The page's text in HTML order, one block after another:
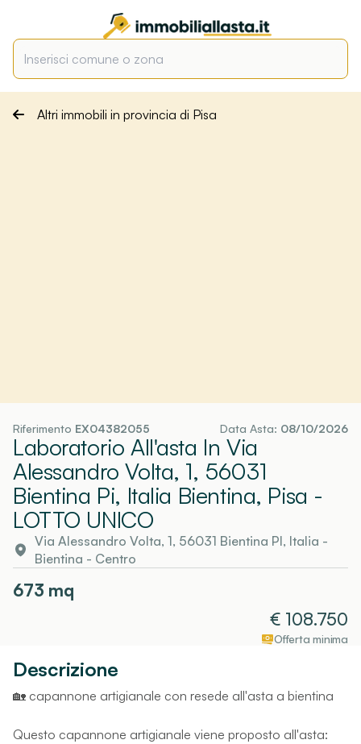
Altri immobili in provincia di Pisa
Riferimento EX04382055 Data Asta: 08/10/2026
Laboratorio All'asta In Via
Alessandro Volta, 1, 56031
Bientina Pi, Italia Bientina, Pisa -
LOTTO UNICO
Via Alessandro Volta, 1, 56031 Bientina PI, Italia -
Bientina - Centro
673 mq
€ 108.750
Offerta minima
Descrizione
🏡 capannone artigianale con resede all'asta a bientina
Questo capannone artigianale viene proposto all'asta: